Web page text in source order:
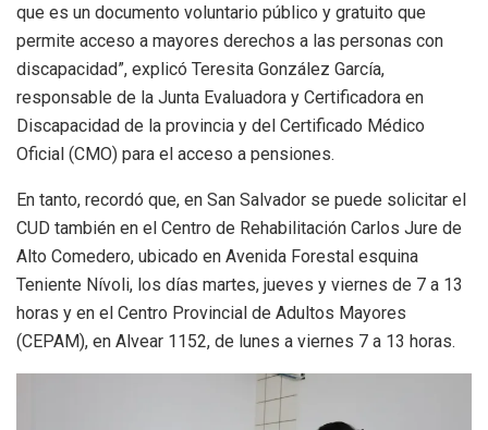
que es un documento voluntario público y gratuito que
permite acceso a mayores derechos a las personas con
discapacidad”, explicó Teresita González García,
responsable de la Junta Evaluadora y Certificadora en
Discapacidad de la provincia y del Certificado Médico
Oficial (CMO) para el acceso a pensiones.
En tanto, recordó que, en San Salvador se puede solicitar el
CUD también en el Centro de Rehabilitación Carlos Jure de
Alto Comedero, ubicado en Avenida Forestal esquina
Teniente Nívoli, los días martes, jueves y viernes de 7 a 13
horas y en el Centro Provincial de Adultos Mayores
(CEPAM), en Alvear 1152, de lunes a viernes 7 a 13 horas.